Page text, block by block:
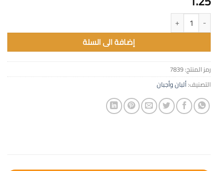
كمية المراعي عصير ليمون مع اللب 1 لتر
إضافة الى السلة
رمز المنتج:7839
التصنيف:ألبان وأجبان